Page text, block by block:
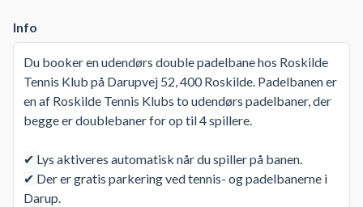
Info
Du booker en udendørs double padelbane hos Roskilde
Tennis Klub på Darupvej 52, 400 Roskilde. Padelbanen er
en af Roskilde Tennis Klubs to udendørs padelbaner, der
begge er doublebaner for op til 4 spillere.
✔ Lys aktiveres automatisk når du spiller på banen.
✔ Der er gratis parkering ved tennis- og padelbanerne i
Darup.